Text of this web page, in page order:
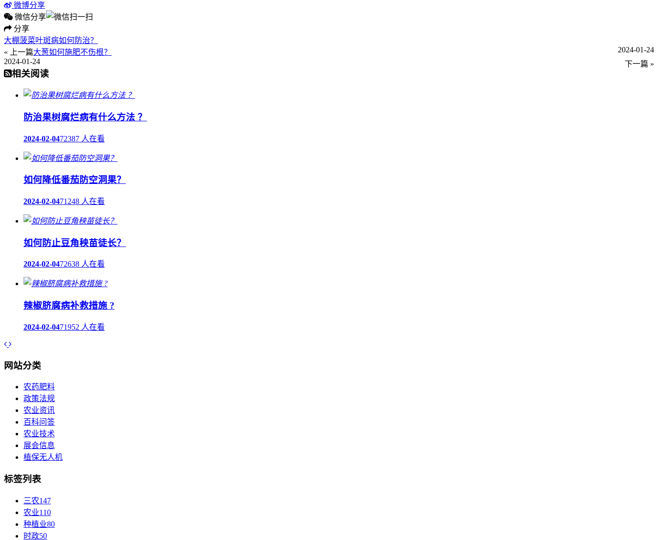
微博分享
微信分享
分享
大棚菠菜叶斑病如何防治？
« 上一篇
2024-01-24
大葱如何施肥不伤根？
下一篇 »
2024-01-24
相关阅读
防治果树腐烂病有什么方法 ？
2024-02-0472387 人在看
如何降低番茄防空洞果？
2024-02-0471248 人在看
如何防止豆角秧苗徒长？
2024-02-0472638 人在看
辣椒脐腐病补救措施 ?
2024-02-0471952 人在看
网站分类
农药肥料
政策法规
农业资讯
百科问答
农业技术
展会信息
植保无人机
标签列表
三农147
农业110
种植业80
时政50